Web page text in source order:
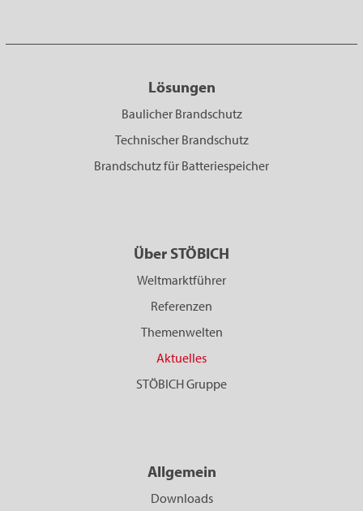
Lösungen
Baulicher Brandschutz
Technischer Brandschutz
Brandschutz für Batteriespeicher
Über STÖBICH
Weltmarktführer
Referenzen
Themenwelten
Aktuelles
STÖBICH Gruppe
Allgemein
Downloads